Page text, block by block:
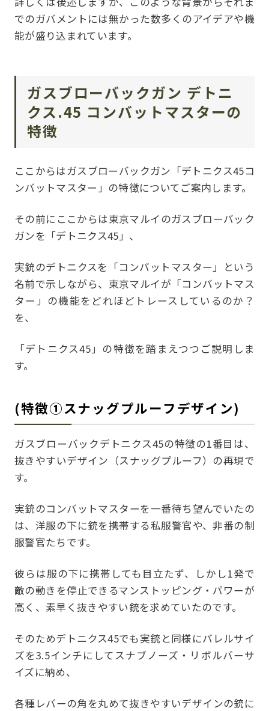
でのガバメントには無かった数多くのアイデアや機
能が盛り込まれています。
ガスブローバックガン デトニ
クス.45 コンバットマスターの
特徴
ここからはガスブローバックガン「デトニクス45コ
ンバットマスター」の特徴についてご案内します。
その前にここからは東京マルイのガスブローバック
ガンを「デトニクス45」、
実銃のデトニクスを「コンバットマスター」という
名前で示しながら、東京マルイが「コンバットマス
ター」の機能をどれほどトレースしているのか？
を、
「デトニクス45」の特徴を踏まえつつご説明しま
す。
(特徴①スナッグプルーフデザイン)
ガスブローバックデトニクス45の特徴の1番目は、
抜きやすいデザイン（スナッグプルーフ）の再現で
す。
実銃のコンバットマスターを一番待ち望んでいたの
は、洋服の下に銃を携帯する私服警官や、非番の制
服警官たちです。
彼らは服の下に携帯しても目立たず、しかし1発で
敵の動きを停止できるマンストッピング・パワーが
高く、素早く抜きやすい銃を求めていたのです。
そのためデトニクス45でも実銃と同様にバレルサイ
ズを3.5インチにしてスナブノーズ・リボルバーサ
イズに納め、
各種レバーの角を丸めて抜きやすいデザインの銃に